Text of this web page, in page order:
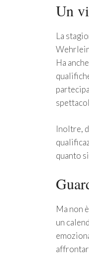
Un
La
Ha
Inoltre,
quanto
Ma non
un